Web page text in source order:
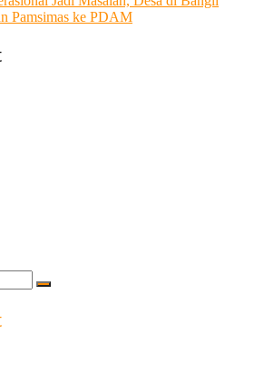
Pamsimas ke PDAM